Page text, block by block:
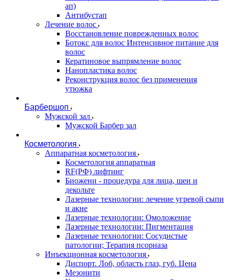
ап)
Антибустап
Лечение волос
Восстановление поврежденных волос
Бoтокс для волос Интенсивное питание для
волос
Кератиновое выпрямление волос
Нанопластика волос
Реконструкция волос без применения
утюжка
Барбершоп
Мужской зал
Мужской Барбер зал
Косметология
Аппаратная косметология
Косметология аппаратная
RF(РФ) лифтинг
Биожени - процедура для лица, шеи и
декольте
Лазерные технологии: лечение угревой сыпи
и акне
Лазерные технологии: Омоложение
Лазерные технологии: Пигментация
Лазерные технологии: Сосудистые
патологии; Терапия псориаза
Инъекционная косметология
Диспорт. Лоб, область глаз, губ. Цена
Мезонити